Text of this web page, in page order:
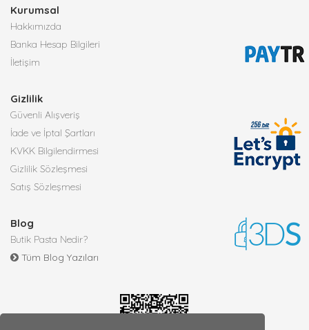
Kurumsal
Hakkımızda
Banka Hesap Bilgileri
İletişim
Gizlilik
Güvenli Alışveriş
İade ve İptal Şartları
KVKK Bilgilendirmesi
Gizlilik Sözleşmesi
Satış Sözleşmesi
Blog
Butik Pasta Nedir?
Tüm Blog Yazıları